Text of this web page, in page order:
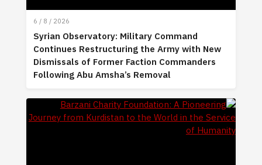
6 / 8 / 2026
Syrian Observatory: Military Command
Continues Restructuring the Army with New
Dismissals of Former Faction Commanders
Following Abu Amsha’s Removal